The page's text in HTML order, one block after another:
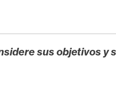
sus objetivos y